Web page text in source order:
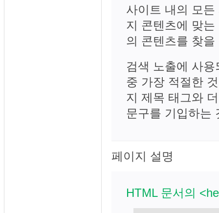
사이트 내의 모
지 콘텐츠에 맞
의 콘텐츠를 찾
검색 노출에 사
중 가장 적절한
지 제목 태그와
문구를 기입하는
페이지 설명
HTML 문서의